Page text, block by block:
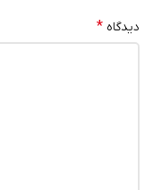
دیدگاه *